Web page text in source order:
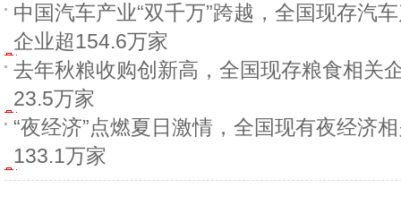
中国汽车产业“双千万”跨越，全国现存汽
企业超154.6万家
去年秋粮收购创新高，全国现存粮食相关
23.5万家
“夜经济”点燃夏日激情，全国现有夜经济
133.1万家